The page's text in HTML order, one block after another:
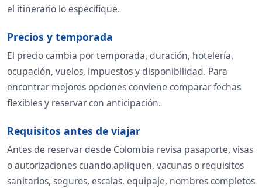
el itinerario lo especifique.
Precios y temporada
El precio cambia por temporada, duración, hotelería,
ocupación, vuelos, impuestos y disponibilidad. Para
encontrar mejores opciones conviene comparar fechas
flexibles y reservar con anticipación.
Requisitos antes de viajar
Antes de reservar desde Colombia revisa pasaporte, visas
o autorizaciones cuando apliquen, vacunas o requisitos
sanitarios, seguros, escalas, equipaje, nombres completos